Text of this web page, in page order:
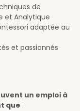
de
et Analytique
adaptée au
et passionnés
un emploi à
que :